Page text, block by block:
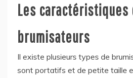
Les caractéristiques
brumisateurs
Il existe plusieurs types de
sont portatifs et de petite taille